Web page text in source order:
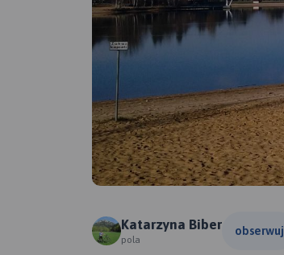
Katarzyna Biber
pola
obserwuj